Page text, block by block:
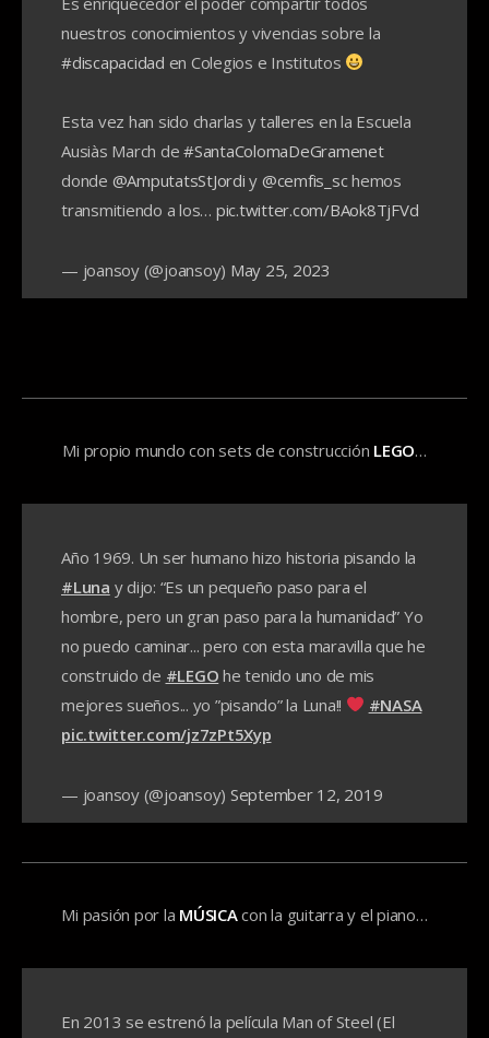
nuestros conocimientos y vivencias sobre la
#discapacidad en Colegios e Institutos
Esta vez han sido charlas y talleres en la Escuela
Ausiàs March de #SantaColomaDeGramenet
donde @AmputatsStJordi y @cemfis_schemos
transmitiendo a los… pic.twitter.com/BAok8TjFVd
— joansoy (@joansoy) May 25, 2023
Mi propio mundo con sets de construcción LEGO…
Año 1969. Un ser humano hizo historia pisando la
#Luna y dijo: “Es un pequeño paso para el
hombre, pero un gran paso para la humanidad” Yo
no puedo caminar... pero con esta maravilla que he
construido de #LEGO he tenido uno de mis
mejores sueños... yo ”pisando” la Luna!!
#NASA
pic.twitter.com/jz7zPt5Xyp
— joansoy (@joansoy) September 12, 2019
Mi pasión por la MÚSICAcon la guitarra y el piano…
En 2013 se estrenó la película Man of Steel (El